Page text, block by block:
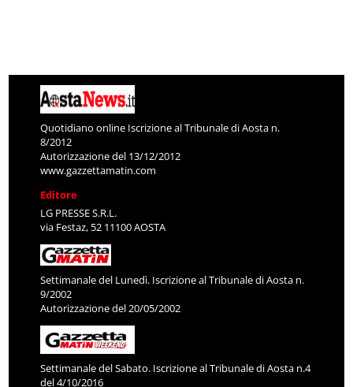
Quotidiano online Iscrizione al Tribunale di Aosta n.
8/2012
Autorizzazione del 13/12/2012
www.gazzettamatin.com
Editore
LG PRESSE S.R.L.
via Festaz, 52 11100 AOSTA
Settimanale del Lunedì. Iscrizione al Tribunale di Aosta n.
9/2002
Autorizzazione del 20/05/2002
Settimanale del Sabato. Iscrizione al Tribunale di Aosta n.4
del 4/10/2016